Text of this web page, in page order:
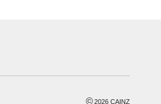
©2026 CAINZ